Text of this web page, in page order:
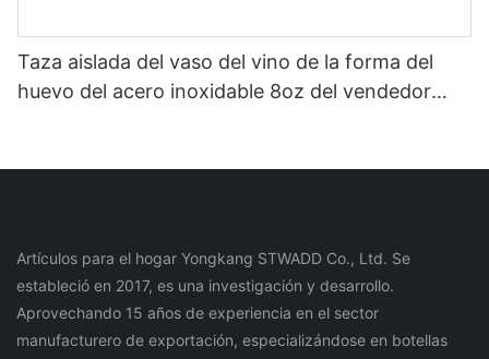
Taza aislada del vaso del vino de la forma del
huevo del acero inoxidable 8oz del vendedor
Artículos para el hogar Yongkang STWADD Co., Ltd. Se
estableció en 2017, es una investigación y desarrollo.
Aprovechando 15 años de experiencia en el sector
manufacturero de exportación, especializándose en botellas